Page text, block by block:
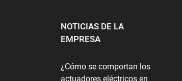
NOTICIAS DE LA
EMPRESA
¿Cómo se comportan los
actuadores eléctricos en